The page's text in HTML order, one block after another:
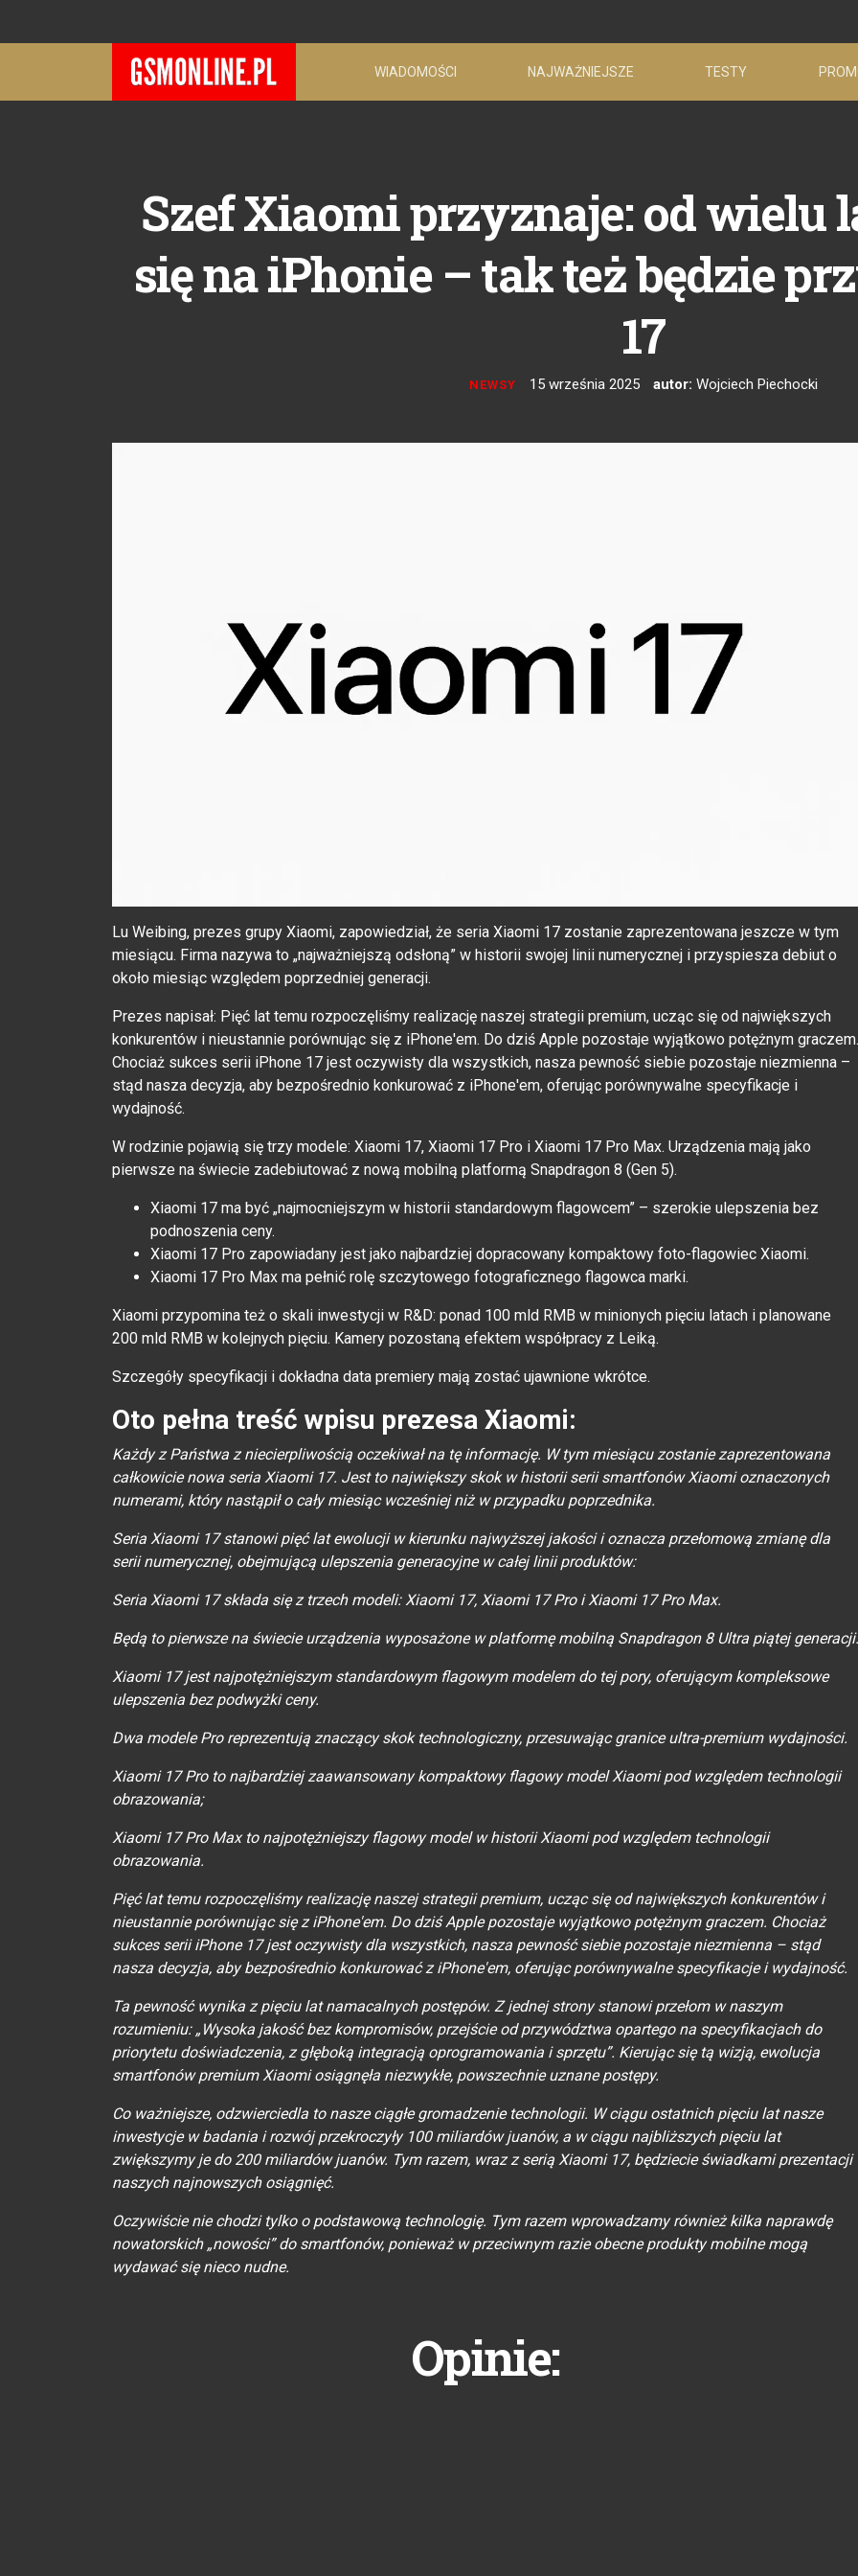
WIADOMOŚCI NAJWAŻNIEJSZE TESTY
Szef Xiaomi przyznaje: od wielu
się na iPhonie – tak też będzie
17
NEWSY 15 września 2025 autor: Wojciech Piechocki
Lu Weibing, prezes grupy Xiaomi, zapowiedział, że seria Xiaomi 17 zostanie zaprezentowana jeszcze w tym
miesiącu. Firma nazywa to „najważniejszą odsłoną” w historii swojej linii numerycznej i przyspiesza debiut o
około miesiąc względem poprzedniej generacji.
Prezes napisał: Pięć lat temu rozpoczęliśmy realizację naszej strategii premium, ucząc się od największych
konkurentów i nieustannie porównując się z iPhone'em. Do dziś Apple pozostaje wyjątkowo potężnym graczem.
Chociaż sukces serii iPhone 17 jest oczywisty dla wszystkich, nasza pewność siebie pozostaje niezmienna –
stąd nasza decyzja, aby bezpośrednio konkurować z iPhone'em, oferując porównywalne specyfikacje i
wydajność.
W rodzinie pojawią się trzy modele: Xiaomi 17, Xiaomi 17 Pro i Xiaomi 17 Pro Max. Urządzenia mają jako
pierwsze na świecie zadebiutować z nową mobilną platformą Snapdragon 8 (Gen 5).
Xiaomi 17 ma być „najmocniejszym w historii standardowym flagowcem” – szerokie ulepszenia bez
podnoszenia ceny.
Xiaomi 17 Pro zapowiadany jest jako najbardziej dopracowany kompaktowy foto-flagowiec Xiaomi.
Xiaomi 17 Pro Max ma pełnić rolę szczytowego fotograficznego flagowca marki.
Xiaomi przypomina też o skali inwestycji w R&D: ponad 100 mld RMB w minionych pięciu latach i planowane
200 mld RMB w kolejnych pięciu. Kamery pozostaną efektem współpracy z Leiką.
Szczegóły specyfikacji i dokładna data premiery mają zostać ujawnione wkrótce.
Oto pełna treść wpisu prezesa Xiaomi:
Każdy z Państwa z niecierpliwością oczekiwał na tę informację. W tym miesiącu zostanie zaprezentowana
całkowicie nowa seria Xiaomi 17. Jest to największy skok w historii serii smartfonów Xiaomi oznaczonych
numerami, który nastąpił o cały miesiąc wcześniej niż w przypadku poprzednika.
Seria Xiaomi 17 stanowi pięć lat ewolucji w kierunku najwyższej jakości i oznacza przełomową zmianę dla
serii numerycznej, obejmującą ulepszenia generacyjne w całej linii produktów:
Seria Xiaomi 17 składa się z trzech modeli: Xiaomi 17, Xiaomi 17 Pro i Xiaomi 17 Pro Max.
Będą to pierwsze na świecie urządzenia wyposażone w platformę mobilną Snapdragon 8 Ultra piątej generacji.
Xiaomi 17 jest najpotężniejszym standardowym flagowym modelem do tej pory, oferującym kompleksowe
ulepszenia bez podwyżki ceny.
Dwa modele Pro reprezentują znaczący skok technologiczny, przesuwając granice ultra-premium wydajności.
Xiaomi 17 Pro to najbardziej zaawansowany kompaktowy flagowy model Xiaomi pod względem technologii
obrazowania;
Xiaomi 17 Pro Max to najpotężniejszy flagowy model w historii Xiaomi pod względem technologii
obrazowania.
Pięć lat temu rozpoczęliśmy realizację naszej strategii premium, ucząc się od największych konkurentów i
nieustannie porównując się z iPhone'em. Do dziś Apple pozostaje wyjątkowo potężnym graczem. Chociaż
sukces serii iPhone 17 jest oczywisty dla wszystkich, nasza pewność siebie pozostaje niezmienna – stąd
nasza decyzja, aby bezpośrednio konkurować z iPhone'em, oferując porównywalne specyfikacje i wydajność.
Ta pewność wynika z pięciu lat namacalnych postępów. Z jednej strony stanowi przełom w naszym
rozumieniu: „Wysoka jakość bez kompromisów, przejście od przywództwa opartego na specyfikacjach do
priorytetu doświadczenia, z głęboką integracją oprogramowania i sprzętu”. Kierując się tą wizją, ewolucja
smartfonów premium Xiaomi osiągnęła niezwykłe, powszechnie uznane postępy.
Co ważniejsze, odzwierciedla to nasze ciągłe gromadzenie technologii. W ciągu ostatnich pięciu lat nasze
inwestycje w badania i rozwój przekroczyły 100 miliardów juanów, a w ciągu najbliższych pięciu lat
zwiększymy je do 200 miliardów juanów. Tym razem, wraz z serią Xiaomi 17, będziecie świadkami prezentacji
naszych najnowszych osiągnięć.
Oczywiście nie chodzi tylko o podstawową technologię. Tym razem wprowadzamy również kilka naprawdę
nowatorskich „nowości” do smartfonów, ponieważ w przeciwnym razie obecne produkty mobilne mogą
wydawać się nieco nudne.
Opinie: